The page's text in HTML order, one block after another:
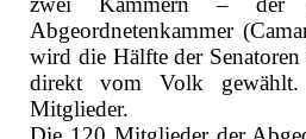
Abgeordnetenkammer
wird die Hälfte der
direkt vom Volk
Mitglieder.